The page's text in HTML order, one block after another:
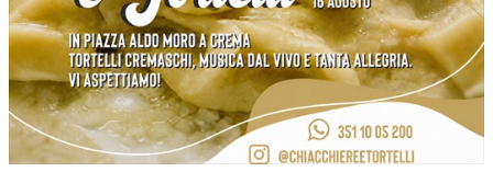
NECROLOGI
ACCEDI